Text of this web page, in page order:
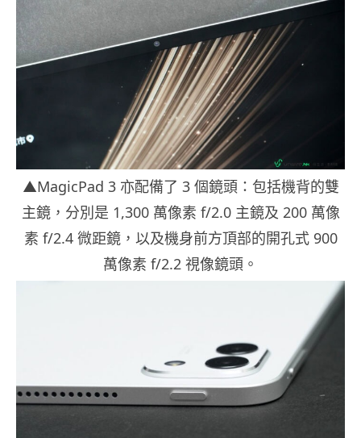
▲MagicPad 3 亦配備了 3 個鏡頭：包括機背的雙
主鏡，分別是 1,300 萬像素 f/2.0 主鏡及 200 萬像
素 f/2.4 微距鏡，以及機身前方頂部的開孔式 900
萬像素 f/2.2 視像鏡頭。